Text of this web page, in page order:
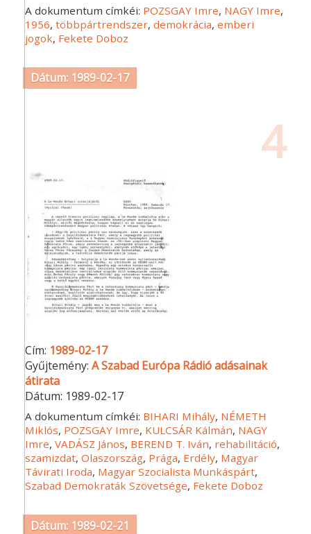
A dokumentum címkéi: POZSGAY Imre, NAGY Imre,
1956,többpártrendszer,demokrácia,emberi
jogok, Fekete Doboz
Dátum: 1989-02-17
4
Cím: 1989-02-17
Gyűjtemény:A Szabad Európa Rádió adásainak
átirata
Dátum: 1989-02-17
A dokumentum címkéi: BIHARI Mihály, NÉMETH
Miklós, POZSGAY Imre, KULCSÁR Kálmán, NAGY
Imre,VADÁSZ János, BEREND T. Iván, rehabilitáció,
szamizdat,Olaszország, Prága, Erdély, Magyar
Távirati Iroda, Magyar Szocialista Munkáspárt,
Szabad Demokraták Szövetsége, Fekete Doboz
Dátum: 1989-02-21